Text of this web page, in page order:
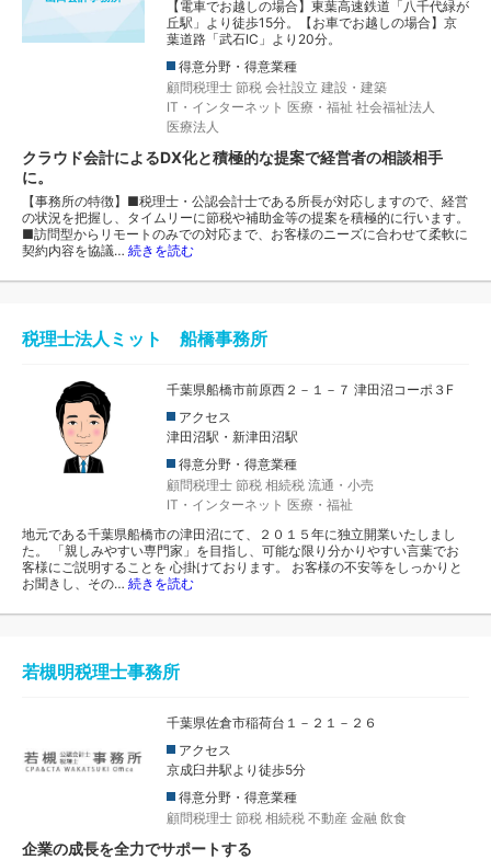
【電車でお越しの場合】東葉高速鉄道「八千代緑が
丘駅」より徒歩15分。【お車でお越しの場合】京
葉道路「武石IC」より20分。
得意分野・得意業種
顧問税理士 節税 会社設立 建設・建築
IT・インターネット 医療・福祉 社会福祉法人
医療法人
クラウド会計によるDX化と積極的な提案で経営者の相談相手
に。
【事務所の特徴】■税理士・公認会計士である所長が対応しますので、経営
の状況を把握し、タイムリーに節税や補助金等の提案を積極的に行います。
■訪問型からリモートのみでの対応まで、お客様のニーズに合わせて柔軟に
契約内容を協議… 続きを読む
税理士法人ミット 船橋事務所
千葉県船橋市前原西２－１－７ 津田沼コーポ３F
アクセス
津田沼駅・新津田沼駅
得意分野・得意業種
顧問税理士 節税 相続税 流通・小売
IT・インターネット 医療・福祉
地元である千葉県船橋市の津田沼にて、２０１５年に独立開業いたしまし
た。 「親しみやすい専門家」を目指し、可能な限り分かりやすい言葉でお
客様にご説明することを 心掛けております。 お客様の不安等をしっかりと
お聞きし、その… 続きを読む
若槻明税理士事務所
千葉県佐倉市稲荷台１－２１－２６
アクセス
京成臼井駅より徒歩5分
得意分野・得意業種
顧問税理士 節税 相続税 不動産 金融 飲食
企業の成長を全力でサポートする